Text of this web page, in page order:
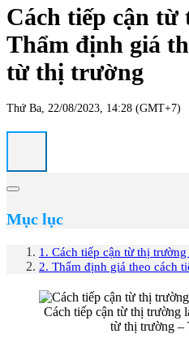
Cách tiếp cận
Thẩm định giá
từ thị trường
Thứ Ba, 22/08/2023, 14:28 (GMT+7)
Mục lục
1. Cách tiếp cận từ thị trường
2. Thẩm định giá theo cách
Cách tiếp cận từ thị trường
từ thị trường –